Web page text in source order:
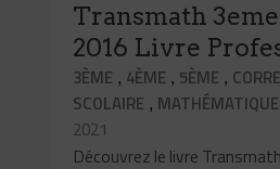
Transmath
2016 Livre
3ÈME , 4ÈME , 5ÈME ,
SCOLAIRE , MATHÉMATIQUE
2021
Découvrez le livre